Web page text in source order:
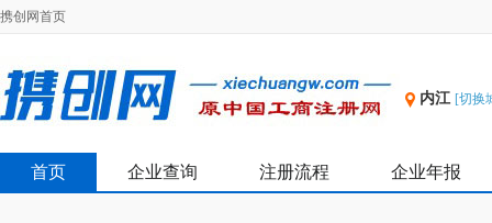
携创网首页
内江 [切换
首页 企业查询 注册流程 企业年报